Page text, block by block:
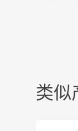
类似